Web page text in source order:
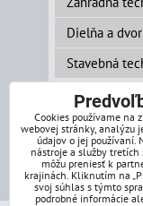
Dielňa a dvor
Stavebná
Cookies používame na
webovej stránky, analýzu
údajov o jej používaní.
nástroje a služby tretích
môžu preniesť k
krajinách. Kliknutím na
svoj súhlas s týmto
podrobné informácie